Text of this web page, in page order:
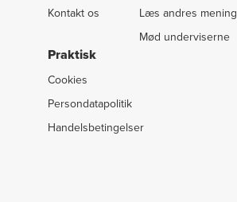
Kontakt os
Læs andres mening
Mød underviserne
Praktisk
Cookies
Persondatapolitik
Handelsbetingelser